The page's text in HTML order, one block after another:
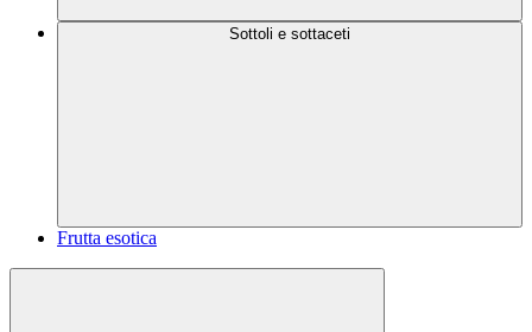
Sottoli e sottaceti
Frutta esotica